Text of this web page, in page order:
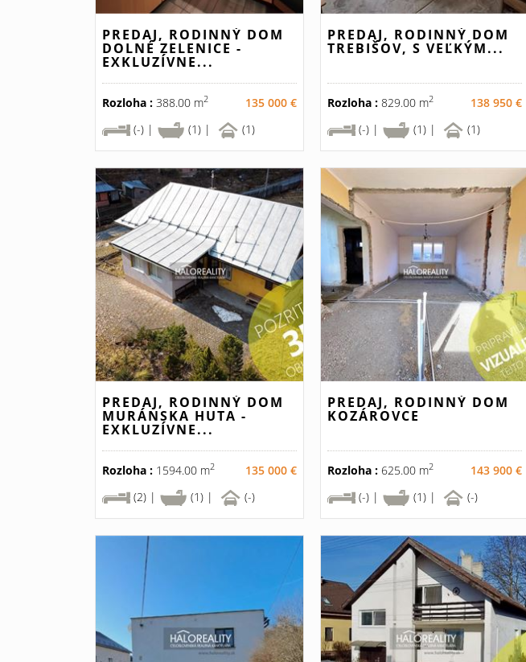
PREDAJ, RODINNÝ DOM
DOLNÉ ZELENICE -
EXKLUZÍVNE...
Rozloha : 388.00 m2
135 000 €
(-) |
(1) | (1)
PREDAJ, RODINNÝ DOM
TREBIŠOV, S VEĽKÝM...
Rozloha :829.00 m2
138 950 €
(-) |
(1) | (1)
PREDAJ, RODINNÝ DOM
MURÁNSKA HUTA -
EXKLUZÍVNE...
Rozloha : 1594.00 m2
135 000 €
(2) |
(1) | (-)
PREDAJ, RODINNÝ DOM
KOZÁROVCE
Rozloha :625.00 m2
143 900 €
(-) |
(1) | (-)